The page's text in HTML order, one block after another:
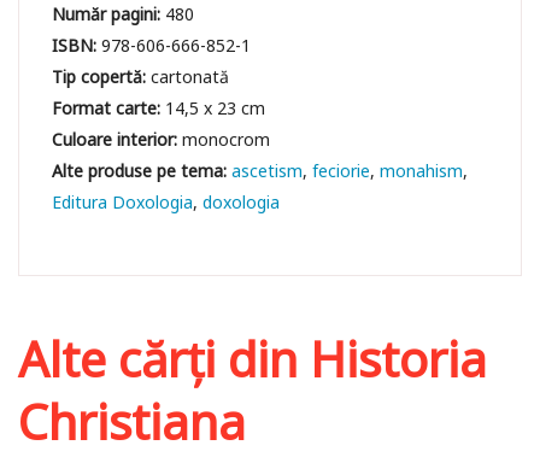
Număr pagini: 480
ISBN:978-606-666-852-1
Tip copertă:cartonată
Format carte: 14,5 x 23 cm
Culoare interior:monocrom
ascetism feciorie monahism
Editura Doxologia doxologia
Alte cărți din Historia
Christiana